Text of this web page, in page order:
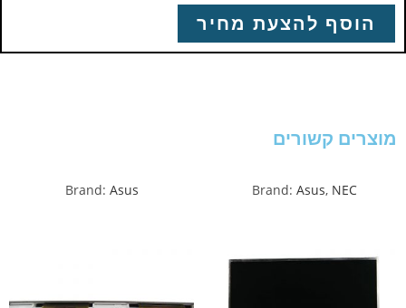
הוסף להצעת מחיר
מוצרים קשורים
Brand: Asus, NEC
Brand: Asus